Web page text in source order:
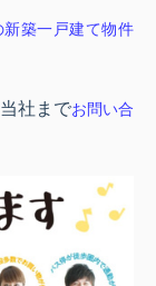
築一戸建て物件
社までお問い合